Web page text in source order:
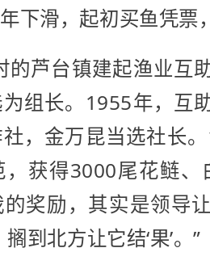
下滑，起初买鱼凭票
的芦台镇建起渔业互
组长。1955年，互
，金万昆当选社长
获得3000尾花鲢、
奖励，其实是领导
搁到北方让它结‘果’。”